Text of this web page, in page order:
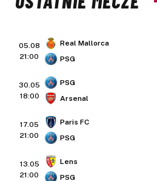
05.08
21:00
Real Mallorca
PSG
30.05
18:00
PSG
Arsenal
17.05
21:00
Paris FC
PSG
13.05
21:00
Lens
PSG